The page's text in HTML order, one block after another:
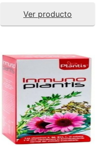
Ver producto